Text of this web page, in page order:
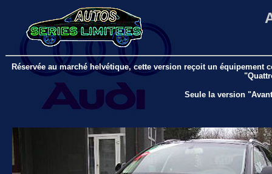
Réservée au marché helvétique, cette version reçoit un
Seule la version